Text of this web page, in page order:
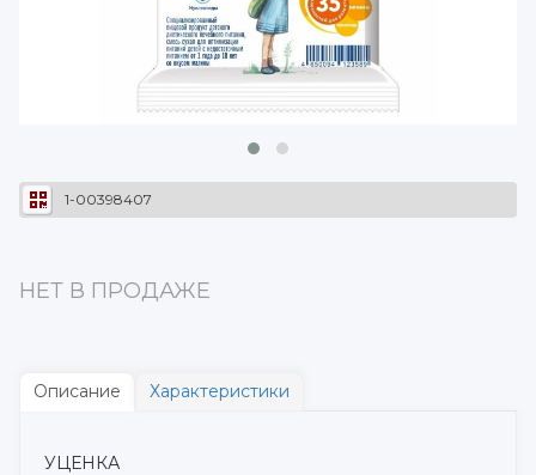
1-00398407
НЕТ В ПРОДАЖЕ
Описание Характеристики
УЦЕНКА